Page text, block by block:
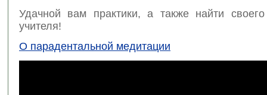
Удачной вам практики, а также найти своего
учителя!
О парадентальной медитации